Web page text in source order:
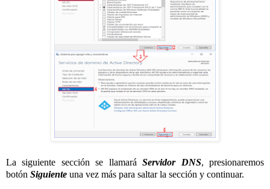
La siguiente sección se llamará Servidor DNS, presionaremos
botón Siguiente una vez más para saltar la sección y continuar.